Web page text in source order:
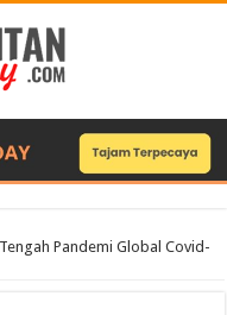
Pandemi Global Covid-